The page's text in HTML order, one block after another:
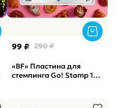
99 ₽ 290 ₽
«BF» Пластина для
стемпинга Go! Stamp 118